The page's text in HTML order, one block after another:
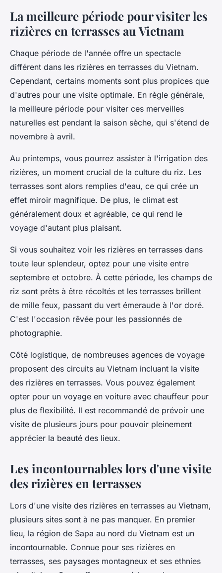
La meilleure période pour visiter les
rizières en terrasses au Vietnam
Chaque période de l'année offre un spectacle
différent dans les rizières en terrasses du Vietnam.
Cependant, certains moments sont plus propices que
d'autres pour une visite optimale. En règle générale,
la meilleure période pour visiter ces merveilles
naturelles est pendant la saison sèche, qui s'étend de
novembre à avril.
Au printemps, vous pourrez assister à l'irrigation des
rizières, un moment crucial de la culture du riz. Les
terrasses sont alors remplies d'eau, ce qui crée un
effet miroir magnifique. De plus, le climat est
généralement doux et agréable, ce qui rend le
voyage d'autant plus plaisant.
Si vous souhaitez voir les rizières en terrasses dans
toute leur splendeur, optez pour une visite entre
septembre et octobre. À cette période, les champs de
riz sont prêts à être récoltés et les terrasses brillent
de mille feux, passant du vert émeraude à l'or doré.
C'est l'occasion rêvée pour les passionnés de
photographie.
Côté logistique, de nombreuses agences de voyage
proposent des circuits au Vietnam incluant la visite
des rizières en terrasses. Vous pouvez également
opter pour un voyage en voiture avec chauffeur pour
plus de flexibilité. Il est recommandé de prévoir une
visite de plusieurs jours pour pouvoir pleinement
apprécier la beauté des lieux.
Les incontournables lors d'une visite
des rizières en terrasses
Lors d'une visite des rizières en terrasses au Vietnam,
plusieurs sites sont à ne pas manquer. En premier
lieu, la région de Sapa au nord du Vietnam est un
incontournable. Connue pour ses rizières en
terrasses, ses paysages montagneux et ses ethnies